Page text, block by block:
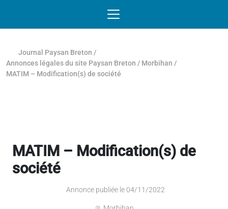
Journal Paysan Breton /
Annonces légales du site Paysan Breton / Morbihan /
MATIM – Modification(s) de société
MATIM – Modification(s) de
société
Annonce publiée le 04/11/2022